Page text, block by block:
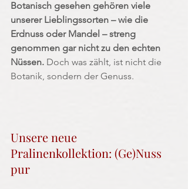
Botanisch gesehen gehören viele
unserer Lieblingssorten – wie die
Erdnuss oder Mandel – streng
genommen gar nicht zu den echten
Nüssen. Doch was zählt, ist nicht die
Botanik, sondern der Genuss.
Unsere neue
Pralinenkollektion: (Ge)Nuss
pur